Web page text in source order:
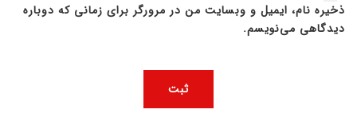
ذخیره نام، ایمیل و وبسایت من در مرورگر برای زمانی که دوباره
دیدگاهی می‌نویسم.